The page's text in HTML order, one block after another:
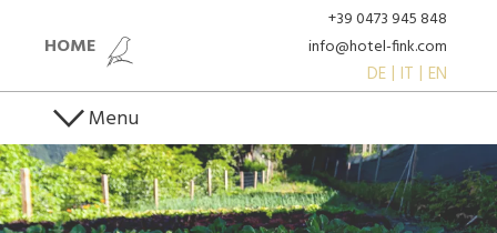
HOME
+39 0473 945 848
info@hotel-fink.com
DE IT EN
Menu